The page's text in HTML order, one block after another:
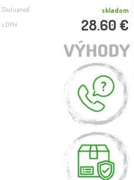
Dostupnosť: skladom
s DPH 28.60 €